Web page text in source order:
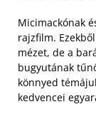
Micimackónak
rajzfilm.
mézet, de a
bugyutának
könnyed
kedvencei